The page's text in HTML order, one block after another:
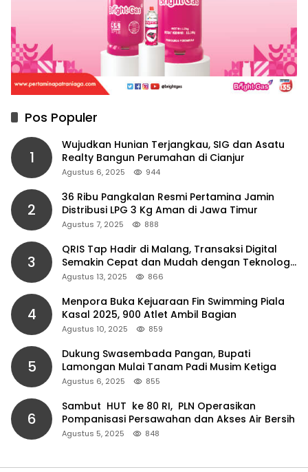
Pos Populer
1
Wujudkan Hunian Terjangkau, SIG dan Asatu
Realty Bangun Perumahan di Cianjur
Agustus 6, 2025 944
2
36 Ribu Pangkalan Resmi Pertamina Jamin
Distribusi LPG 3 Kg Aman di Jawa Timur
Agustus 7, 2025 888
3
QRIS Tap Hadir di Malang, Transaksi Digital
Semakin Cepat dan Mudah dengan Teknologi
NFC
Agustus 13, 2025 866
4
Menpora Buka Kejuaraan Fin Swimming Piala
Kasal 2025, 900 Atlet Ambil Bagian
Agustus 10, 2025 859
5
Dukung Swasembada Pangan, Bupati
Lamongan Mulai Tanam Padi Musim Ketiga
Agustus 6, 2025 855
6
Sambut HUT ke 80 RI, PLN Operasikan
Pompanisasi Persawahan dan Akses Air Bersih
Agustus 5, 2025 848